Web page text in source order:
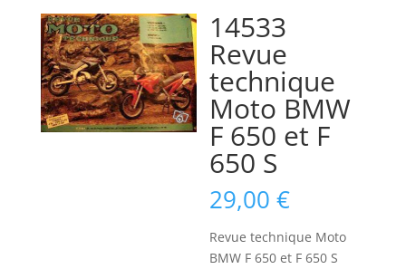
14533
Revue
technique
Moto BMW
F 650 et F
650 S
29,00€
Revue technique Moto
BMW F 650 et F 650 S